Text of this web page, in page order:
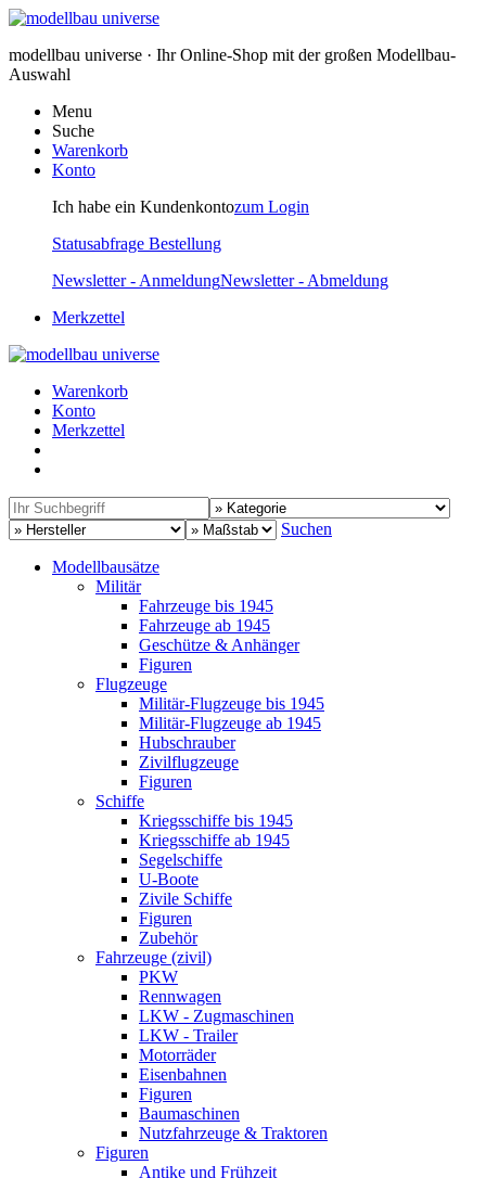
modellbau universe · Ihr Online-Shop mit der großen Modellbau-
Auswahl
Menu
Suche
Warenkorb
Konto
Ich habe ein Kundenkontozum Login
Statusabfrage Bestellung
Newsletter - AnmeldungNewsletter - Abmeldung
Merkzettel
Warenkorb
Konto
Merkzettel
Suchen
Modellbausätze
Militär
Fahrzeuge bis 1945
Fahrzeuge ab 1945
Geschütze & Anhänger
Figuren
Flugzeuge
Militär-Flugzeuge bis 1945
Militär-Flugzeuge ab 1945
Hubschrauber
Zivilflugzeuge
Figuren
Schiffe
Kriegsschiffe bis 1945
Kriegsschiffe ab 1945
Segelschiffe
U-Boote
Zivile Schiffe
Figuren
Zubehör
Fahrzeuge (zivil)
PKW
Rennwagen
LKW - Zugmaschinen
LKW - Trailer
Motorräder
Eisenbahnen
Figuren
Baumaschinen
Nutzfahrzeuge & Traktoren
Figuren
Antike und Frühzeit